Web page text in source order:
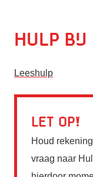
Hulp
Leeshulp
Let op
Houd
vraag naar